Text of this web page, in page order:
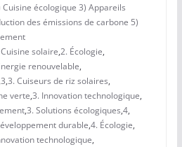
écologique 3) Appareils
des émissions de carbone 5)
solaire,2. Écologie,
renouvelable,
3,3. Cuiseurs de riz solaires,
verte,3. Innovation technologique,
,3. Solutions écologiques,4,
durable,4. Écologie,
technologique,